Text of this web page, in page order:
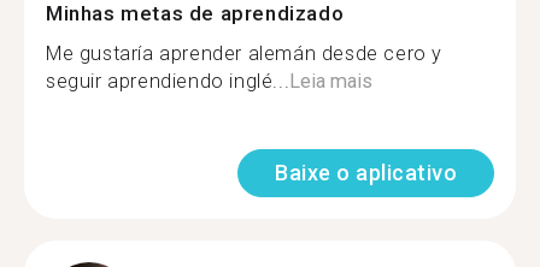
Minhas metas de aprendizado
Me gustaría aprender alemán desde cero y
seguir aprendiendo inglé...Leia mais
Baixe o aplicativo